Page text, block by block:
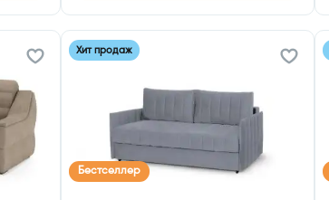
Хит продаж
Бестселлер